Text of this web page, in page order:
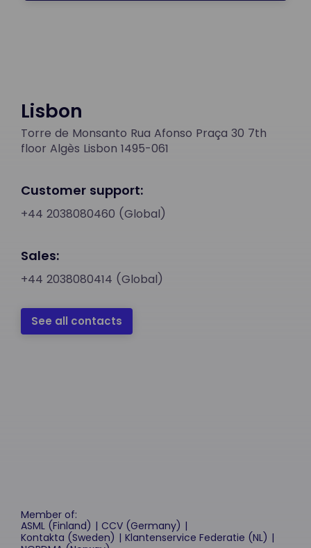
Lisbon
Torre de Monsanto Rua Afonso Praça 30 7th
floor Algès Lisbon 1495-061
Customer support:
+44 2038080460 (Global)
Sales:
+44 2038080414 (Global)
See all contacts
Member of:
ASML (Finland)
CCV (Germany)
Kontakta (Sweden)
Klantenservice Federatie (NL)